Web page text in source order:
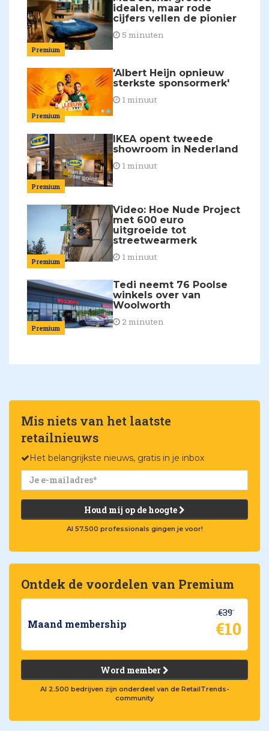
Premium
idealen, maar rode
cijfers vellen de pionier
5 minuten
Premium
'Albert Heijn opnieuw
sterkste sponsormerk'
1 minuut
Premium
IKEA opent tweede
showroom in Nederland
1 minuut
Premium
Video: Hoe Nude Project
met 600 euro
uitgroeide tot
streetwearmerk
1 minuut
Premium
Tedi neemt 76 Poolse
winkels over van
Woolworth
2 minuten
Mis niets van het laatste
retailnieuws
Het belangrijkste nieuws, gratis in je inbox
Houd mij op de hoogte
Al 57.500 professionals gingen je voor!
Ontdek de voordelen van Premium
Maand membership
€39
€10
Word member
Al 2.500 bedrijven zijn onderdeel van de RetailTrends-
community